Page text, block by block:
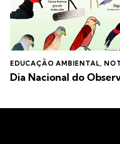
EDUCAÇÃO AMBIENTAL,
Dia Nacional do